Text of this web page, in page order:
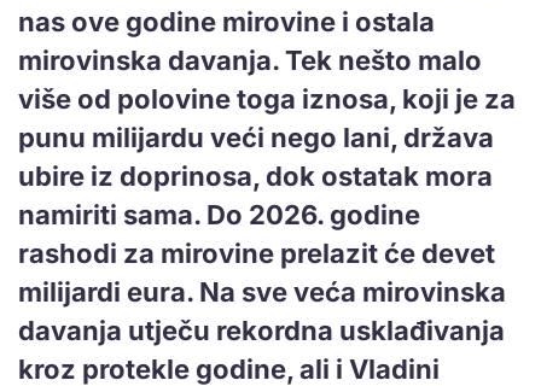
nas ove godine mirovine i ostala
mirovinska davanja. Tek nešto malo
više od polovine toga iznosa, koji je za
punu milijardu veći nego lani, država
ubire iz doprinosa, dok ostatak mora
namiriti sama. Do 2026. godine
rashodi za mirovine prelazit će devet
milijardi eura. Na sve veća mirovinska
davanja utječu rekordna usklađivanja
kroz protekle godine, ali i Vladini